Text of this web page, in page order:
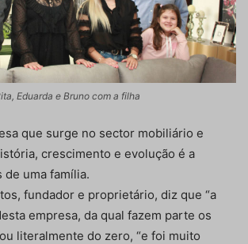
Eduarda e Bruno com a filha
que surge no sector mobiliário e
crescimento e evolução é a
de uma família.
fundador e proprietário, diz que “a
empresa, da qual fazem parte os
literalmente do zero, “e foi muito